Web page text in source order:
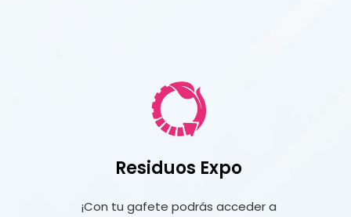
Residuos Expo
¡Con tu gafete podrás acceder a